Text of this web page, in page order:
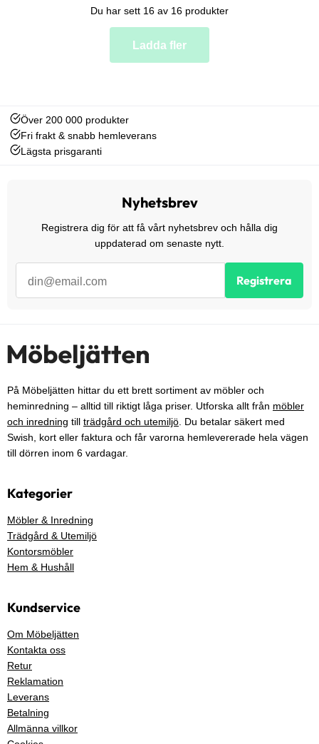
Du har sett 16 av 16 produkter
Ladda fler
Över 200 000 produkter
Fri frakt & snabb hemleverans
Lägsta prisgaranti
Nyhetsbrev
Registrera dig för att få vårt nyhetsbrev och hålla dig
uppdaterad om senaste nytt.
Registrera
På Möbeljätten hittar du ett brett sortiment av möbler och
heminredning – alltid till riktigt låga priser. Utforska allt från möbler
och inredning till trädgård och utemiljö. Du betalar säkert med
Swish, kort eller faktura och får varorna hemlevererade hela vägen
till dörren inom 6 vardagar.
Kategorier
Möbler & Inredning
Trädgård & Utemiljö
Kontorsmöbler
Hem & Hushåll
Kundservice
Om Möbeljätten
Kontakta oss
Retur
Reklamation
Leverans
Betalning
Allmänna villkor